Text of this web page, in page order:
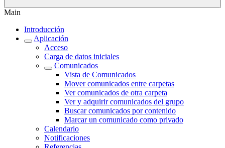
Main
Introducción
Aplicación
Acceso
Carga de datos iniciales
Comunicados
Vista de Comunicados
Mover comunicados entre carpetas
Ver comunicados de otra carpeta
Ver y adquirir comunicados del grupo
Buscar comunicados por contenido
Marcar un comunicado como privado
Calendario
Notificaciones